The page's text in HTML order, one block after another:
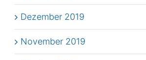
Dezember 2019
November 2019